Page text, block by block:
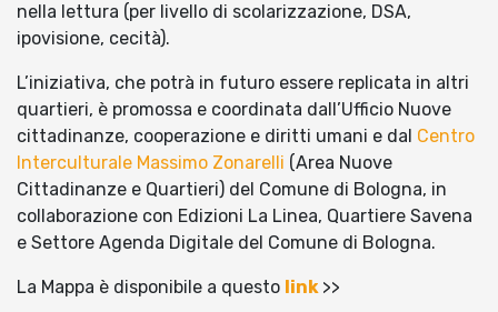
nella lettura (per livello di scolarizzazione, DSA,
ipovisione, cecità).
L’iniziativa, che potrà in futuro essere replicata in altri
quartieri, è promossa e coordinata dall’Ufficio Nuove
cittadinanze, cooperazione e diritti umani e dal Centro
Interculturale Massimo Zonarelli (Area Nuove
Cittadinanze e Quartieri) del Comune di Bologna, in
collaborazione con Edizioni La Linea, Quartiere Savena
e Settore Agenda Digitale del Comune di Bologna.
La Mappa è disponibile a questo link >>